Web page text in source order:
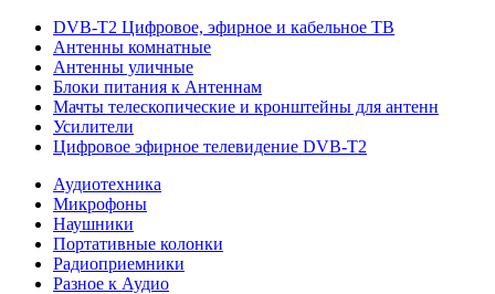
DVB-T2 Цифровое, эфирное и кабельное ТВ
Антенны комнатные
Антенны уличные
Блоки питания к Антеннам
Мачты телескопические и кронштейны для антенн
Усилители
Цифровое эфирное телевидение DVB-Т2
Аудиотехника
Микрофоны
Наушники
Портативные колонки
Радиоприемники
Разное к Аудио